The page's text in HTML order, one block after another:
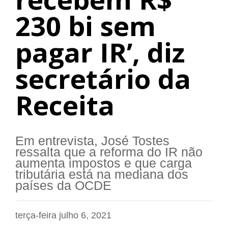
230 bi sem
pagar IR’, diz
secretário da
Receita
Em entrevista, José Tostes
ressalta que a reforma do IR não
aumenta impostos e que carga
tributária está na mediana dos
países da OCDE
terça-feira julho 6, 2021